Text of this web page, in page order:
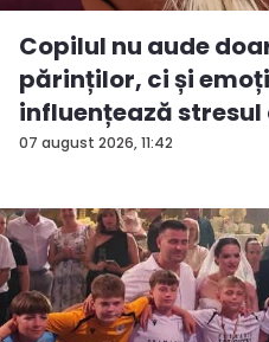
07 august 2026, 11:42
Copilul nu aude
părinților, ci și
influențează